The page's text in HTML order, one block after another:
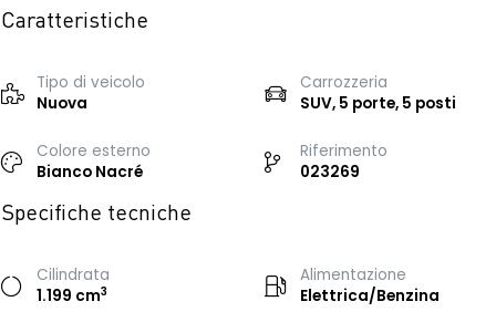
Caratteristiche
Tipo di veicolo
Nuova
Carrozzeria
SUV, 5 porte, 5 posti
Colore esterno
Bianco Nacré
Riferimento
023269
Specifiche tecniche
Cilindrata
1.199 cm3
Alimentazione
Elettrica/Benzina